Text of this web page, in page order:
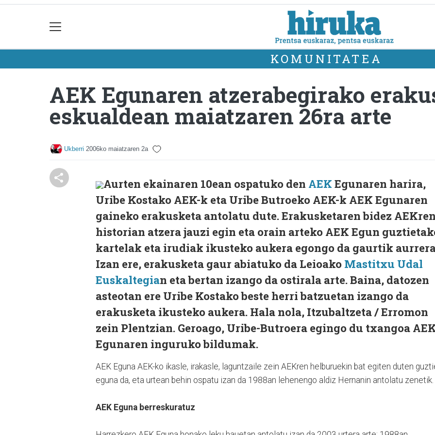
KOMUNITATEA
AEK Egunaren atzerabegirako
eskualdean maiatzaren 26ra arte
Ukberri 2006ko maiatzaren 2a
Aurten ekainaren 10ean ospatuko den AEK Egunaren harira,
Uribe Kostako AEK-k eta Uribe Butroeko AEK-k AEK Egunaren
gaineko erakusketa antolatu dute. Erakusketaren bidez AEKren
historian atzera jauzi egin eta orain arteko AEK Egun
kartelak eta irudiak ikusteko aukera egongo da gaurtik
Izan ere, erakusketa gaur abiatuko da Leioako Mastitxu Udal
Euskaltegian eta bertan izango da ostirala arte. Baina, datozen
asteotan ere Uribe Kostako beste herri batzuetan izango da
erakusketa ikusteko aukera. Hala nola, Itzubaltzeta / Erromon
zein Plentzian. Geroago, Uribe-Butroera egingo du txangoa
Egunaren inguruko bildumak.
AEK Eguna AEK-ko ikasle, irakasle, laguntzaile zein AEKren helburuekin bat egiten duten
eguna da, eta urtean behin ospatu izan da 1988an lehenengo aldiz Hernanin antolatu zenetik.
AEK Eguna berreskuratuz